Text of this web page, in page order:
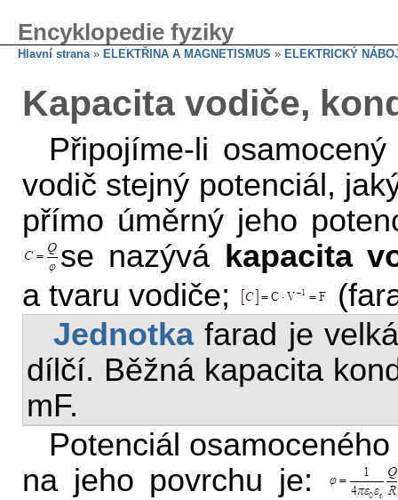
Encyklopedie fyziky
Hlavní strana» ELEKTŘINA A MAGNETISMUS » ELEKTRICKÝ
Kapacita vodiče,
Připojíme-li
vodič stejný potenciál,
přímo úměrný jeho
se nazývá kapacita
a tvaru vodiče;
Jednotkafarad je
dílčí. Běžná kapacita
mF.
Potenciál
na jeho povrchu je: